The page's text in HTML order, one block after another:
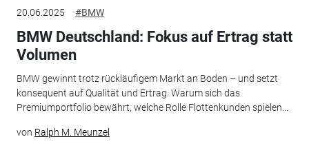
20.06.2025 #BMW
BMW Deutschland: Fokus auf Ertrag statt
Volumen
BMW gewinnt trotz rückläufigem Markt an Boden – und setzt
konsequent auf Qualität und Ertrag. Warum sich das
Premiumportfolio bewährt, welche Rolle Flottenkunden spielen...
von Ralph M. Meunzel